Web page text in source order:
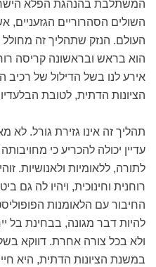
המשתלבת בהנהגת הפלא
השולים הסהרוריים הגזעניים,
העולם. הנזק שתהליך זה מחולל
הוא בראש ובראשונה קריסה
אירע לנו בשל הדילול של רכיב
הציונות הדתית, לטובת
תהליך זה אינו גזירת גורל. לא
עדיין יכולה להכריע כי
לתורה, ללאומיות ולאנושיות.
רוחנית וחינוכית, ויהיו לה גם
החיבור עם הלאומנות
להיות דבר מגונה, בבחינת בל
ולא בכל צורה אחרת. דווקא
במשנת הציונות הדתית, היא